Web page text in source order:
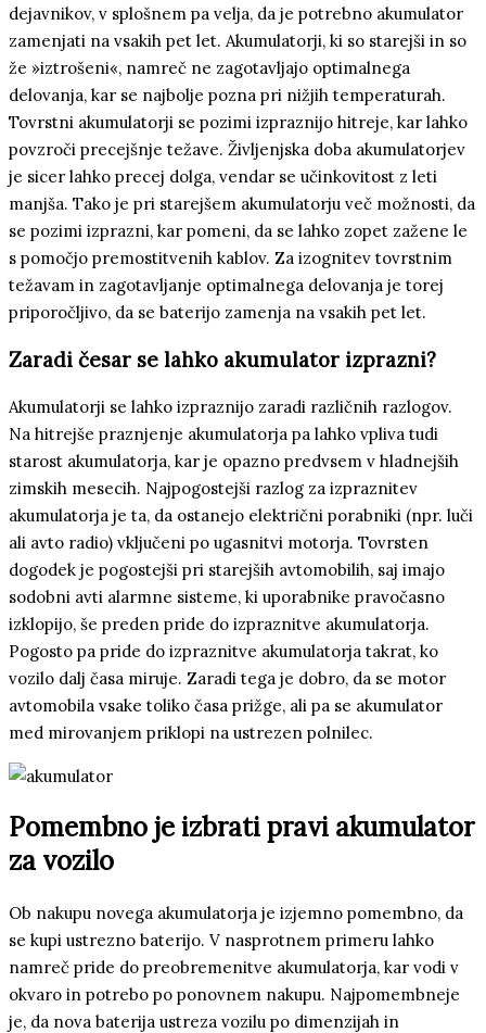
dejavnikov, v splošnem pa velja, da je potrebno akumulator
zamenjati na vsakih pet let. Akumulatorji, ki so starejši in so
že »iztrošeni«, namreč ne zagotavljajo optimalnega
delovanja, kar se najbolje pozna pri nižjih temperaturah.
Tovrstni akumulatorji se pozimi izpraznijo hitreje, kar lahko
povzroči precejšnje težave. Življenjska doba akumulatorjev
je sicer lahko precej dolga, vendar se učinkovitost z leti
manjša. Tako je pri starejšem akumulatorju več možnosti, da
se pozimi izprazni, kar pomeni, da se lahko zopet zažene le
s pomočjo premostitvenih kablov. Za izognitev tovrstnim
težavam in zagotavljanje optimalnega delovanja je torej
priporočljivo, da se baterijo zamenja na vsakih pet let.
Zaradi česar se lahko akumulator izprazni?
Akumulatorji se lahko izpraznijo zaradi različnih razlogov.
Na hitrejše praznjenje akumulatorja pa lahko vpliva tudi
starost akumulatorja, kar je opazno predvsem v hladnejših
zimskih mesecih. Najpogostejši razlog za izpraznitev
akumulatorja je ta, da ostanejo električni porabniki (npr. luči
ali avto radio) vključeni po ugasnitvi motorja. Tovrsten
dogodek je pogostejši pri starejših avtomobilih, saj imajo
sodobni avti alarmne sisteme, ki uporabnike pravočasno
izklopijo, še preden pride do izpraznitve akumulatorja.
Pogosto pa pride do izpraznitve akumulatorja takrat, ko
vozilo dalj časa miruje. Zaradi tega je dobro, da se motor
avtomobila vsake toliko časa prižge, ali pa se akumulator
med mirovanjem priklopi na ustrezen polnilec.
Pomembno je izbrati pravi akumulator
za vozilo
Ob nakupu novega akumulatorja je izjemno pomembno, da
se kupi ustrezno baterijo. V nasprotnem primeru lahko
namreč pride do preobremenitve akumulatorja, kar vodi v
okvaro in potrebo po ponovnem nakupu. Najpomembneje
je, da nova baterija ustreza vozilu po dimenzijah in